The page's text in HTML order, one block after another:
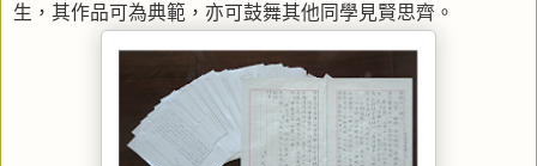
生，其作品可為典範，亦可鼓舞其他同學見賢思齊。